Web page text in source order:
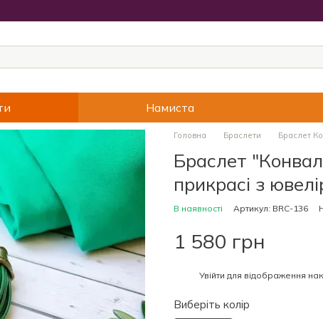
Намиста
Головна Браслети Браслет
Браслет
прикрасі з
В наявності Артикул: BRC-136
1 580 грн
Увійти для відображення
Виберіть колір